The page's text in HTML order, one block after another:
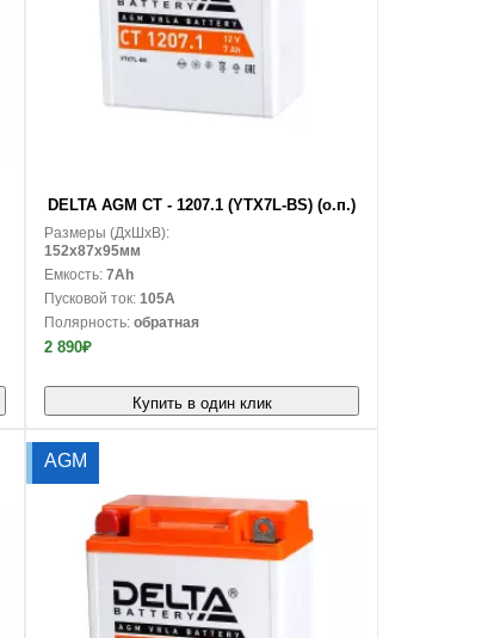
DELTA AGM CT - 1207.1 (YTX7L-BS) (о.п.)
Размеры (ДxШxВ):
152x87x95мм
Емкость:7Ah
Пусковой ток: 105A
Полярность:обратная
2 890₽
Купить в один клик
AGM